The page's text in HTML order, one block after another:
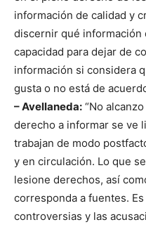
información de calidad y
discernir qué información
capacidad para dejar de
información si considera
gusta o no está de
– Avellaneda: “No
derecho a informar se ve
trabajan de modo
y en circulación. Lo que
lesione derechos, así
corresponda a fuentes.
controversias y las